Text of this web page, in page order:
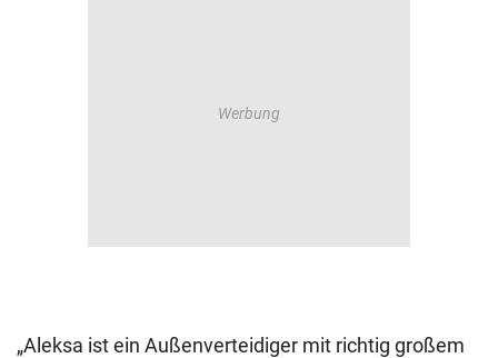
„Aleksa ist ein Außenverteidiger mit richtig großem